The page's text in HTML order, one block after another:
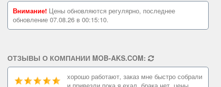
Внимание! Цены обновляются регулярно, последнее
обновление 07.08.26 в 00:15:10.
ОТЗЫВЫ О КОМПАНИИ MOB-AKS.COM:
хорошо работают, заказ мне быстро собрали